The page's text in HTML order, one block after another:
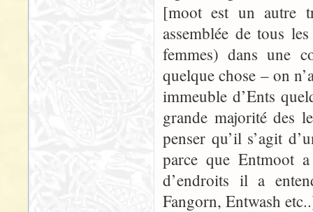
[moot est un autre
assemblée de tous
femmes) dans une
quelque chose – on
immeuble d’Ents
grande majorité des
penser qu’il s’agit
parce que Entmoot
d’endroits il a
Fangorn, Entwash